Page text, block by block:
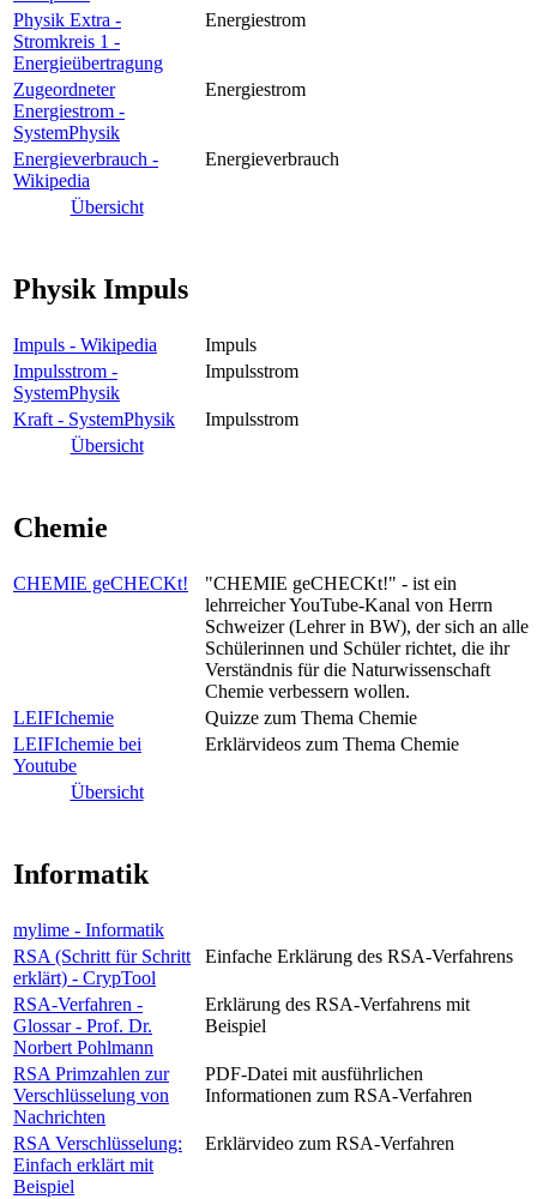
Physik Extra -
Stromkreis 1 -
Energieübertragung
Energiestrom
Zugeordneter
Energiestrom -
SystemPhysik
Energiestrom
Energieverbrauch -
Wikipedia
Energieverbrauch
Übersicht
Physik Impuls
Impuls - Wikipedia
Impuls
Impulsstrom -
SystemPhysik
Impulsstrom
Kraft - SystemPhysik
Impulsstrom
Übersicht
Chemie
CHEMIE geCHECKt!
"CHEMIE geCHECKt!" - ist ein
lehrreicher YouTube-Kanal von Herrn
Schweizer (Lehrer in BW), der sich an alle
Schülerinnen und Schüler richtet, die ihr
Verständnis für die Naturwissenschaft
Chemie verbessern wollen.
LEIFIchemie
Quizze zum Thema Chemie
LEIFIchemie bei
Youtube
Erklärvideos zum Thema Chemie
Übersicht
Informatik
mylime - Informatik
RSA (Schritt für Schritt
erklärt) - CrypTool
Einfache Erklärung des RSA-Verfahrens
RSA-Verfahren -
Glossar - Prof. Dr.
Norbert Pohlmann
Erklärung des RSA-Verfahrens mit
Beispiel
RSA Primzahlen zur
Verschlüsselung von
Nachrichten
PDF-Datei mit ausführlichen
Informationen zum RSA-Verfahren
RSA Verschlüsselung:
Einfach erklärt mit
Beispiel
Erklärvideo zum RSA-Verfahren